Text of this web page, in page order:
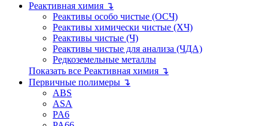
Реактивная химия ↴
Реактивы особо чистые (ОСЧ)
Реактивы химически чистые (ХЧ)
Реактивы чистые (Ч)
Реактивы чистые для анализа (ЧДА)
Редкоземельные металлы
Показать все Реактивная химия ↴
Первичные полимеры ↴
ABS
ASA
PA6